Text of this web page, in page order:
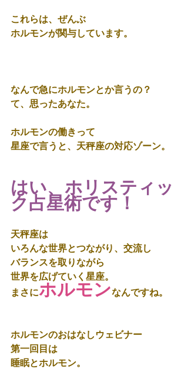
これらは、ぜんぶ
ホルモンが関与しています。
なんで急にホルモンとか言うの？
て、思ったあなた。
ホルモンの働きって
星座で言うと、天秤座の対応ゾーン。
はい、ホリスティッ
ク占星術です！
天秤座は
いろんな世界とつながり、交流し
バランスを取りながら
世界を広げていく星座。
まさにホルモンなんですね。
ホルモンのおはなしウェビナー
第一回目は
睡眠とホルモン。